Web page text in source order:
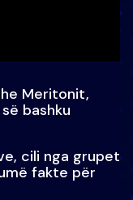
Meritonit,
bashku
cili nga grupet
fakte për